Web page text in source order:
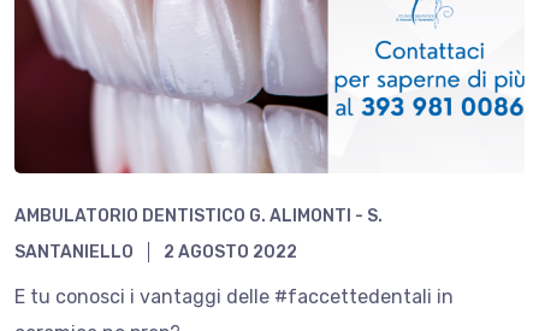
AMBULATORIO DENTISTICO G. ALIMONTI - S.
SANTANIELLO
2 AGOSTO 2022
E tu conosci i vantaggi delle #faccettedentali in